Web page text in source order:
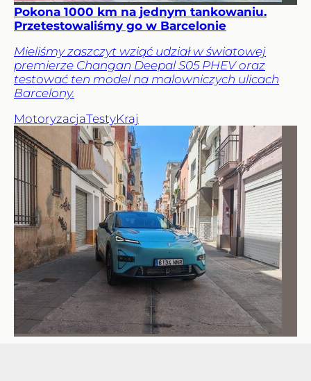
Pokona 1000 km na jednym tankowaniu.
Przetestowaliśmy go w Barcelonie
Mieliśmy zaszczyt wziąć udział w światowej
premierze Changan Deepal S05 PHEV oraz
testować ten model na malowniczych ulicach
Barcelony.
MotoryzacjaTestyKraj